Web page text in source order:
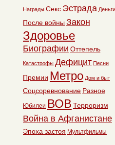
Награды Секс Эстрада Деньги
После войны Закон
Здоровье
Биографии Оттепель
Катастрофы Дефицит Песни
Премии Метро Дом и быт
Соцсоревнование Разное
Юбилеи ВОВ Терроризм
Война в Афганистане
Эпоха застоя Мультфильмы